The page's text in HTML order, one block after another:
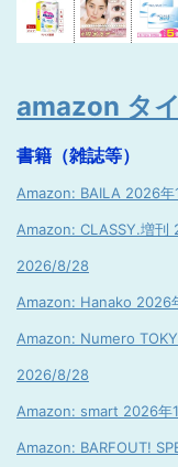
amazon タ
書籍（雑誌等）
Amazon: BAILA 2026
Amazon: CLASSY.増刊
2026/8/28
Amazon: Hanako 2026
Amazon: Numero
2026/8/28
Amazon: smart 2026年
Amazon: BARFOUT!